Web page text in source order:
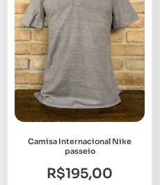
Camisa Internacional Nike
passeio
R$195,00